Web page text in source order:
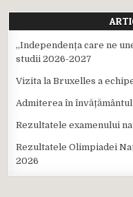
,,Independența care ne
studii 2026-2027
Vizita la Bruxelles a
Admiterea în
Rezultatele examenului
Rezultatele Olimpiadei
2026